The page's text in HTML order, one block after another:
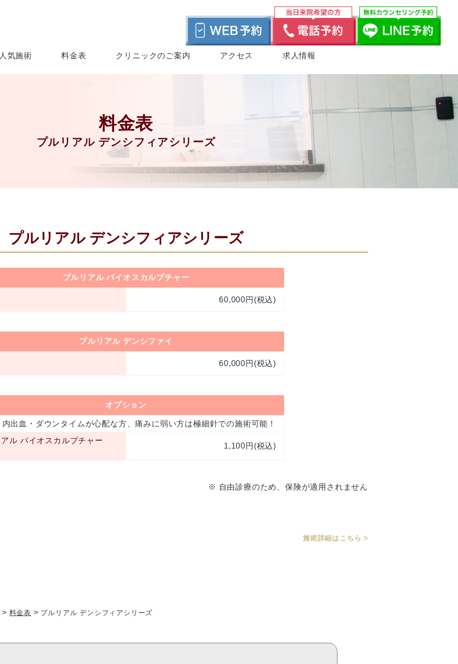
人気施術 料金表 クリニックのご案内 アクセス 求人情報
料金表
プルリアル デンシフィアシリーズ
プルリアルデンシフィアシリーズ
プルリアルバイオスカルプチャー
60,000円(税込)
プルリアル デンシファイ
60,000円(税込)
オプション
内出血・ダウンタイムが心配な方、痛みに弱い方は極細針での施術可能！
ル バイオスカルプチャー
1,100円(税込)
※ 自由診療のため、保険が適用されません
施術詳細はこちら >
> 料金表 > プルリアル デンシフィアシリーズ